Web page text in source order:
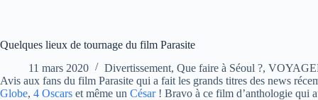
Quelques lieux de tournage du film Parasite
11 mars 2020
Divertissement, Que faire à Séoul ?,
Avis aux fans du film Parasite qui a fait les grands titres des news
Globe, 4 Oscars et même un César! Bravo à ce film d’anthologie qui